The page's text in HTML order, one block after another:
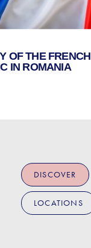
OF THE FRENCH
IN ROMANIA
DISCOVER
LOCATIONS